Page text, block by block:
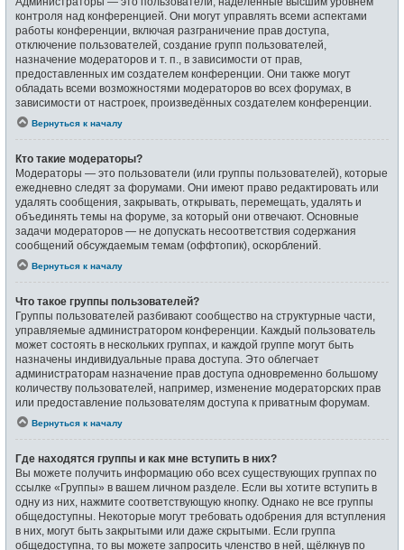
контроля над конференцией. Они могут управлять всеми аспектами
работы конференции, включая разграничение прав доступа,
отключение пользователей, создание групп пользователей,
назначение модераторов и т. п., в зависимости от прав,
предоставленных им создателем конференции. Они также могут
обладать всеми возможностями модераторов во всех форумах, в
зависимости от настроек, произведённых создателем конференции.
Вернуться к началу
Кто такие модераторы?
Модераторы — это пользователи (или группы пользователей), которые
ежедневно следят за форумами. Они имеют право редактировать или
удалять сообщения, закрывать, открывать, перемещать, удалять и
объединять темы на форуме, за который они отвечают. Основные
задачи модераторов — не допускать несоответствия содержания
сообщений обсуждаемым темам (оффтопик), оскорблений.
Вернуться к началу
Что такое группы пользователей?
Группы пользователей разбивают сообщество на структурные части,
управляемые администратором конференции. Каждый пользователь
может состоять в нескольких группах, и каждой группе могут быть
назначены индивидуальные права доступа. Это облегчает
администраторам назначение прав доступа одновременно большому
количеству пользователей, например, изменение модераторских прав
или предоставление пользователям доступа к приватным форумам.
Вернуться к началу
Где находятся группы и как мне вступить в них?
Вы можете получить информацию обо всех существующих группах по
ссылке «Группы» в вашем личном разделе. Если вы хотите вступить в
одну из них, нажмите соответствующую кнопку. Однако не все группы
общедоступны. Некоторые могут требовать одобрения для вступления
в них, могут быть закрытыми или даже скрытыми. Если группа
общедоступна, то вы можете запросить членство в ней, щёлкнув по